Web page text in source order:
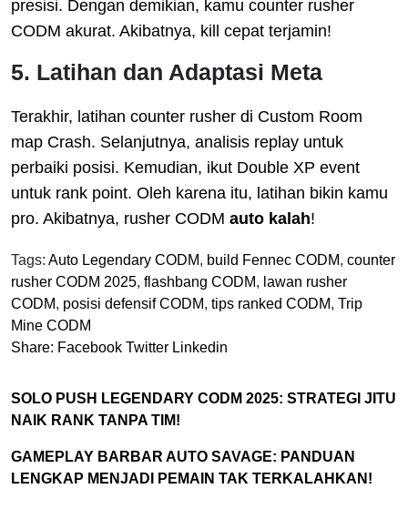
presisi. Dengan demikian, kamu counter rusher
CODM akurat. Akibatnya, kill cepat terjamin!
5. Latihan dan Adaptasi Meta
Terakhir, latihan counter rusher di Custom Room
map Crash. Selanjutnya, analisis replay untuk
perbaiki posisi. Kemudian, ikut Double XP event
untuk rank point. Oleh karena itu, latihan bikin kamu
pro. Akibatnya, rusher CODM auto kalah!
Tags: Auto Legendary CODM, build Fennec CODM, counter
rusher CODM 2025, flashbang CODM, lawan rusher
CODM, posisi defensif CODM, tips ranked CODM, Trip
Mine CODM
Share: Facebook Twitter Linkedin
SOLO PUSH LEGENDARY CODM 2025: STRATEGI JITU
NAIK RANK TANPA TIM!
GAMEPLAY BARBAR AUTO SAVAGE: PANDUAN
LENGKAP MENJADI PEMAIN TAK TERKALAHKAN!